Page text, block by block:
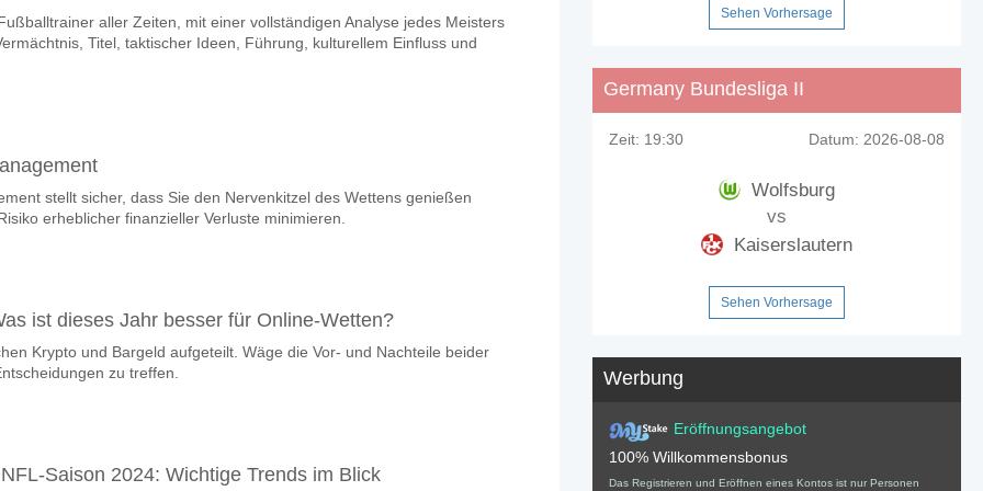
zwischen dem zu gewinnen ist Eintracht Braunschweig v Hertha Berlin?
den Spiel, mit einer Wahrscheinlichkeit von 47%
Spiel punkten Eintracht Braunschweig v Hertha Berlin?
mit einem Prozentsatz von 65%.
Eintracht Braunschweig v Hertha Berlin?
Sie das Korrektes Ergebnis von versuchen 1-4 das hat einen prozentualen Anteil von 18%.
aller Zeiten, mit einer vollständigen Analyse jedes Meisters
Titel, taktischer Ideen, Führung, kulturellem Einfluss und
stellt sicher, dass Sie den Nervenkitzel des Wettens genießen
erheblicher finanzieller Verluste minimieren.
ist dieses Jahr besser für Online-Wetten?
Krypto und Bargeld aufgeteilt. Wäge die Vor- und Nachteile beider
zu treffen.
Saison 2024: Wichtige Trends im Blick
Sehen Vorhersage
Germany Bundesliga II
Zeit: 19:30 Datum: 2026-08-08
Wolfsburg
vs
Kaiserslautern
Sehen Vorhersage
Werbung
Eröffnungsangebot
100% Willkommensbonus
Das Registrieren und Eröffnen eines Kontos ist nur Personen